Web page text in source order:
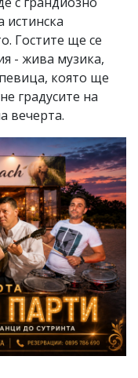
истинска
Гостите ще се
- жива музика,
която ще
градусите на
вечерта.